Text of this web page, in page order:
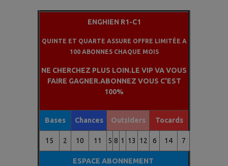
ENGHIEN R1-C1
QUINTE ET QUARTE ASSURE OFFRE LIMITÉE A
100 ABONNES CHAQUE MOIS
NE CHERCHEZ PLUS LOIN.LE VIP VA VOUS
FAIRE GAGNER.ABONNEZ VOUS C'EST
100%
Bases Chances Outsiders Tocards
15 2 10 11 5 8 1 13 12 6 14 7
ESPACE ABONNEMENT